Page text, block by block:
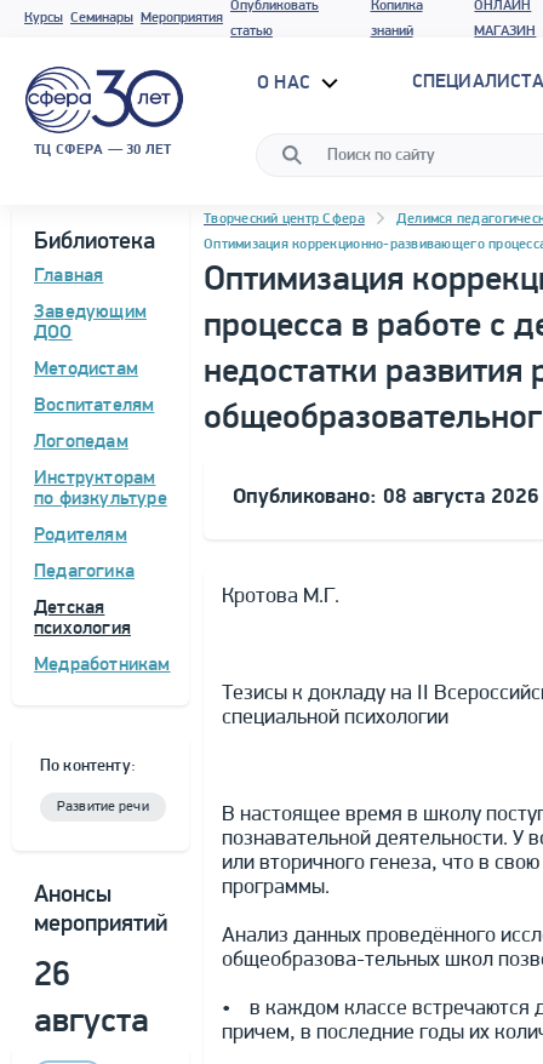
Курсы Семинары Мероприятия
Опубликовать
статью
Копилка
знаний
ОНЛАЙН
МАГАЗИН
ТЦ СФЕРА — 30 ЛЕТ
О НАС
Библиотека
Главная
Заведующим
ДОО
Методистам
Воспитателям
Логопедам
Инструкторам
по физкультуре
Родителям
Педагогика
Детская
психология
Медработникам
По контенту:
Развитие речи
Анонсы
мероприятий
26
августа
Навигация
Программа материала
Творческий центр Сфера
Делимся
Оптимизация коррекционно-развивающего
Оптимизация
процесса в работе с
недостатки развития
Опубликовано: 08 августа
Кротова М.Г.
Тезисы к докладу на II
специальной психологии
В настоящее время в школу
познавательной деятельности. У
или вторичного генеза, что в
программы.
Анализ данных проведённого
общеобразова-тельных школ
• в каждом классе встречаются
причем, в последние годы их